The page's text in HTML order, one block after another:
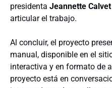
presidenta Jeannette
articular el trabajo.
Al concluir, el proyecto
manual, disponible en el
interactiva y en formato de
proyecto está en